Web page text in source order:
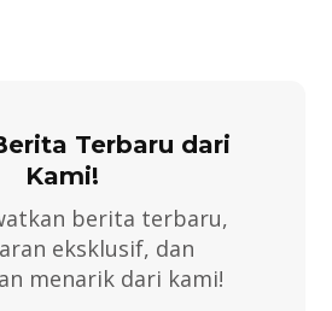
Terbaru dari
Kami!
berita terbaru,
eksklusif, dan
menarik dari kami!